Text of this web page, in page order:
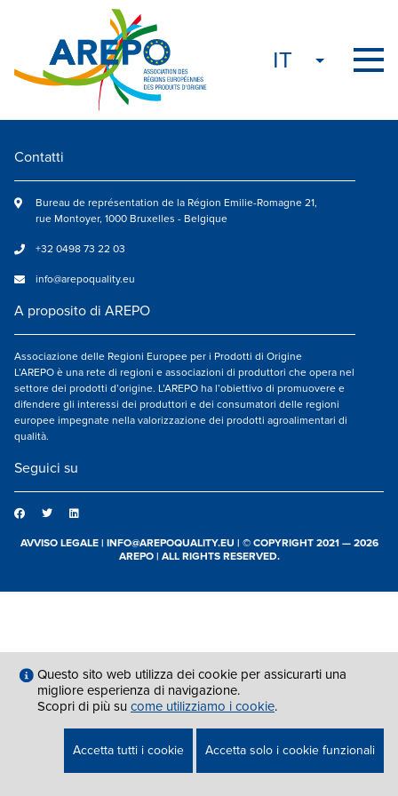
Contatti
Bureau de représentation de la Région Emilie-Romagne 21,
rue Montoyer, 1000 Bruxelles - Belgique
+32 0498 73 22 03
info@arepoquality.eu
A proposito di AREPO
Associazione delle Regioni Europee per i Prodotti di Origine
L’AREPO è una rete di regioni e associazioni di produttori che opera nel
settore dei prodotti d’origine. L’AREPO ha l’obiettivo di promuovere e
difendere gli interessi dei produttori e dei consumatori delle regioni
europee impegnate nella valorizzazione dei prodotti agroalimentari di
qualità.
Seguici su
AVVISO LEGALE| INFO@AREPOQUALITY.EU | © COPYRIGHT 2021 — 2026
AREPO | ALL RIGHTS RESERVED.
Questo sito web utilizza dei cookie per assicurarti una
migliore esperienza di navigazione.
Scopri di più su come utilizziamo i cookie.
Accetta tutti i cookie Accetta solo i cookie funzionali